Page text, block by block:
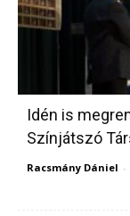
Idén is
Színjátszó
Racsmány Dániel -